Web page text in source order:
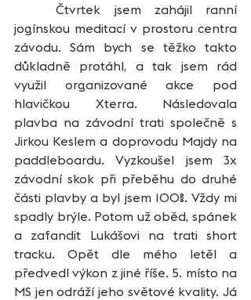
	Čtvrtek jsem zahájil ranní
jogínskou meditací v prostoru centra
závodu. Sám bych se těžko takto
důkladně protáhl, a tak jsem rád
využil organizované akce pod
hlavičkou Xterra. Následovala
plavba na závodní trati společně s
Jirkou Keslem a doprovodu Majdy na
paddleboardu. Vyzkoušel jsem 3x
závodní skok při přeběhu do druhé
části plavby a byl jsem 100%. Vždy mi
spadly brýle. Potom už oběd, spánek
a zafandit Lukášovi na trati short
tracku. Opět dle mého letěl a
předvedl výkon z jiné říše. 5. místo na
MS jen odráží jeho světové kvality. Já